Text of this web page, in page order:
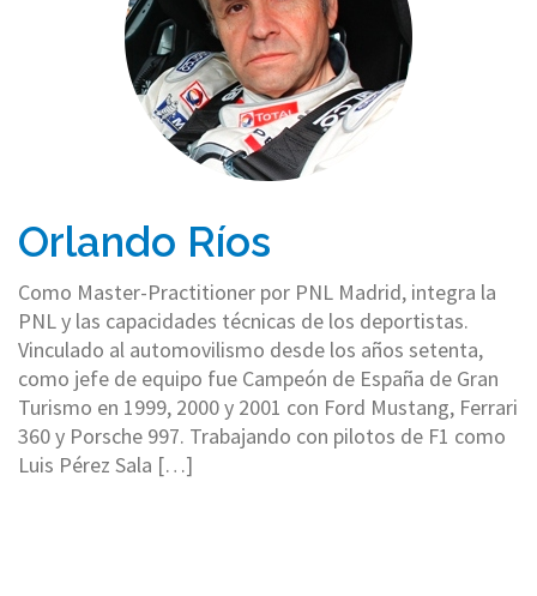
Orlando Ríos
Como Master-Practitioner por PNL Madrid, integra la
PNL y las capacidades técnicas de los deportistas.
Vinculado al automovilismo desde los años setenta,
como jefe de equipo fue Campeón de España de Gran
Turismo en 1999, 2000 y 2001 con Ford Mustang, Ferrari
360 y Porsche 997. Trabajando con pilotos de F1 como
Luis Pérez Sala […]